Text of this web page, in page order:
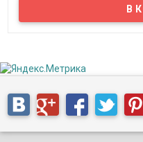
VR SHINECON SC-G15E —
смартфонов, со
решение для своего